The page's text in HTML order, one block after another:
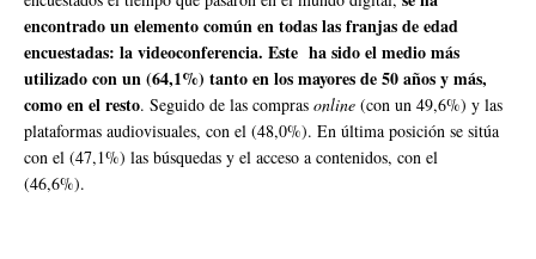
encontrado un elemento común en todas las franjas de edad
encuestadas: la videoconferencia. Este ha sido el medio más
utilizado con un (64,1%) tanto en los mayores de 50 años y más,
como en el resto. Seguido de las compras online (con un 49,6%) y las
plataformas audiovisuales, con el (48,0%). En última posición se sitúa
con el (47,1%) las búsquedas y el acceso a contenidos, con el
(46,6%).